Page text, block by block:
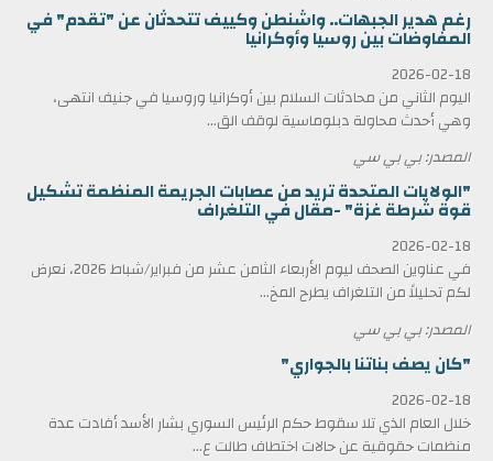
رغم هدير الجبهات.. واشنطن وكييف تتحدثان عن "تقدم" في
المفاوضات بين روسيا وأوكرانيا
2026-02-18
اليوم الثاني من محادثات السلام بين أوكرانيا وروسيا في جنيف انتهى،
وهي أحدث محاولة دبلوماسية لوقف الق...
المصدر: بي بي سي
"الولايات المتحدة تريد من عصابات الجريمة المنظمة تشكيل
قوة شرطة غزة" -مقال في التلغراف
2026-02-18
في عناوين الصحف ليوم الأربعاء الثامن عشر من فبراير/شباط 2026، نعرض
لكم تحليلاً من التلغراف يطرح المخ...
المصدر: بي بي سي
"كان يصف بناتنا بالجواري"
2026-02-18
خلال العام الذي تلا سقوط حكم الرئيس السوري بشار الأسد أفادت عدة
منظمات حقوقية عن حالات اختطاف طالت ع...